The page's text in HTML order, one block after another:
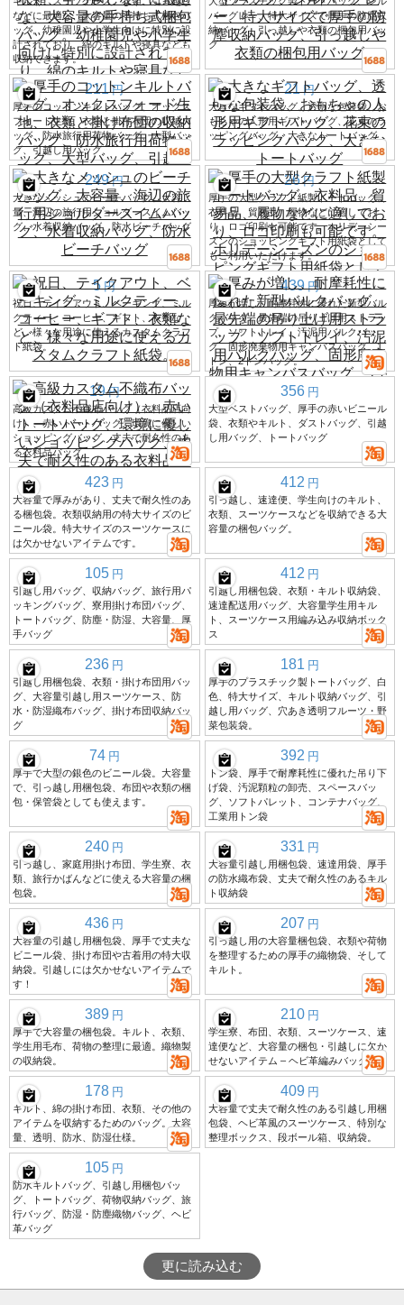
などに最適な、大容量の手持ち式梱包バ
ッグ。幼稚園児や小学生向けに特別に設
計されており、綿のキルトや寝具なども
収納できます。
バーグレー、特大サイズで厚手の防塵収
納バッグ、引っ越しや衣類の梱包用バッ
グ
211 円
厚手のコットンキルトバッグ、オックス
フォード生地、衣類と掛け布団の収納バ
ッグ、防水旅行用荷物バッグ、大型バッ
グ、引越し用バッグ
21 円
大きなギフトバッグ、透明な包装袋、お
もちゃの人形用ギフトバッグ、花束のラ
ッピングバッグ、大きなトートバッグ
249 円
大きなメッシュのビーチバッグ、大容
量、海辺の旅行用ショルダースイムバッ
グ、水着収納バッグ、防水ビーチバッグ
26 円
厚手の大型クラフト紙製トートバッグ。
衣料品、貿易品、履物などに適してお
り、ロゴ印刷も可能です。ホリデーシー
ズンのショッピングギフト用紙袋として
もご利用いただけます。
5 円
祝日、テイクアウト、ベーキング、ミル
クティー、コーヒー、ギフト、衣類な
ど、様々な用途に使えるカスタムクラフ
ト紙袋。
439 円
厚みが増し、耐摩耗性に優れた新型バル
クバッグ、最先端の吊り上げ用ストラッ
プ、ソフトトレイ、汚泥用バルクバッ
グ、固形廃棄物用キャンバスバッグ、1
トン、2トンバッグ。
19 円
高級カスタム不織布バッグ（衣料品店向
け）、赤いトートバッグ、環境に優しい
ショッピングバッグ、丈夫で耐久性のあ
る衣料品バッグ
356 円
大型ベストバッグ、厚手の赤いビニール
袋、衣類やキルト、ダストバッグ、引越
し用バッグ、トートバッグ
423 円
大容量で厚みがあり、丈夫で耐久性のあ
る梱包袋。衣類収納用の特大サイズのビ
ニール袋。特大サイズのスーツケースに
は欠かせないアイテムです。
412 円
引っ越し、速達便、学生向けのキルト、
衣類、スーツケースなどを収納できる大
容量の梱包バッグ。
105 円
引越し用バッグ、収納バッグ、旅行用パ
ッキングバッグ、寮用掛け布団バッグ、
トートバッグ、防塵・防湿、大容量、厚
手バッグ
412 円
引越し用梱包袋、衣類・キルト収納袋、
速達配送用バッグ、大容量学生用キル
ト、スーツケース用編み込み収納ボック
ス
236 円
引越し用梱包袋、衣類・掛け布団用バッ
グ、大容量引越し用スーツケース、防
水・防湿織布バッグ、掛け布団収納バッ
グ
181 円
厚手のプラスチック製トートバッグ、白
色、特大サイズ、キルト収納バッグ、引
越し用バッグ、穴あき透明フルーツ・野
菜包装袋。
74 円
厚手で大型の銀色のビニール袋。大容量
で、引っ越し用梱包袋、布団や衣類の梱
包・保管袋としても使えます。
392 円
トン袋、厚手で耐摩耗性に優れた吊り下
げ袋、汚泥顆粒の卸売、スペースバッ
グ、ソフトパレット、コンテナバッグ、
工業用トン袋
240 円
引っ越し、家庭用掛け布団、学生寮、衣
類、旅行かばんなどに使える大容量の梱
包袋。
331 円
大容量引越し用梱包袋、速達用袋、厚手
の防水織布袋、丈夫で耐久性のあるキル
ト収納袋
436 円
大容量の引越し用梱包袋、厚手で丈夫な
ビニール袋、掛け布団や古着用の特大収
納袋。引越しには欠かせないアイテムで
す！
207 円
引っ越し用の大容量梱包袋、衣類や荷物
を整理するための厚手の織物袋、そして
キルト。
389 円
厚手で大容量の梱包袋。キルト、衣類、
学生用毛布、荷物の整理に最適。織物製
の収納袋。
210 円
学生寮、布団、衣類、スーツケース、速
達便など、大容量の梱包・引越しに欠か
せないアイテム – ヘビ革編みバッグ。
178 円
キルト、綿の掛け布団、衣類、その他の
アイテムを収納するためのバッグ。大容
量、透明、防水、防湿仕様。
409 円
大容量で丈夫で耐久性のある引越し用梱
包袋、ヘビ革風のスーツケース、特別な
整理ボックス、段ボール箱、収納袋。
105 円
防水キルトバッグ、引越し用梱包バッ
グ、トートバッグ、荷物収納バッグ、旅
行バッグ、防湿・防塵織物バッグ、ヘビ
革バッグ
更に読み込む